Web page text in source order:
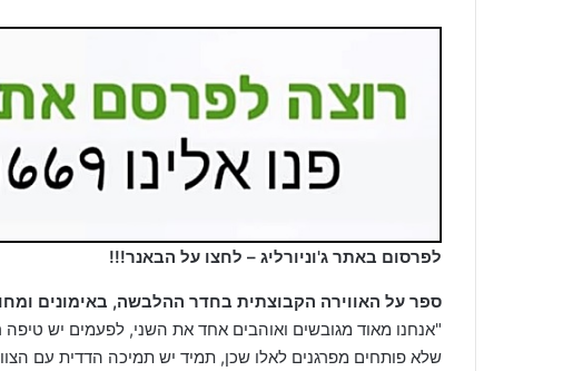
לפרסום באתר ג'וניורליג – לחצו על הבאנר!!!
ספר על האווירה הקבוצתית בחדר ההלבשה, באימונים
"אנחנו מאוד מגובשים ואוהבים אחד את השני, לפעמים יש
שלא פותחים מפרגנים לאלו שכן, תמיד יש תמיכה הדדית עם